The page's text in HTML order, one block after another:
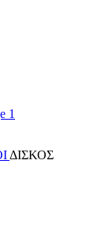
ΔΙΣΚΟΣ